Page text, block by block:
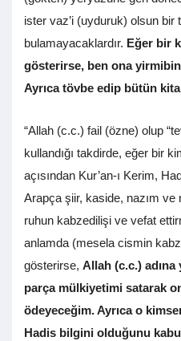
ister vaz’i (uyduruk) olsun bir
bulamayacaklardır. Eğer bir
gösterirse, ben ona
Ayrıca tövbe edip bütün
“Allah (c.c.) fail (özne) olup
kullandığı takdirde, eğer bir
açısından Kur’an-ı Kerim,
Arapça şiir, kaside, nazım
ruhun kabzedilişi ve vefat
anlamda (mesela cismin
gösterirse, Allah (c.c.)
parça mülkiyetimi satarak
ödeyeceğim. Ayrıca o
Hadis bilgini olduğunu